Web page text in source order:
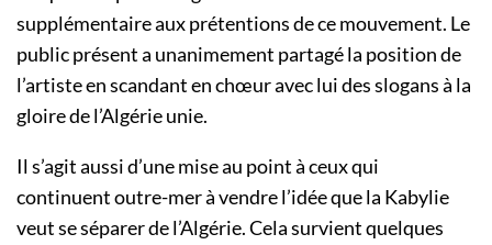
supplémentaire aux prétentions de ce mouvement. Le
public présent a unanimement partagé la position de
l’artiste en scandant en chœur avec lui des slogans à la
gloire de l’Algérie unie.
Il s’agit aussi d’une mise au point à ceux qui
continuent outre-mer à vendre l’idée que la Kabylie
veut se séparer de l’Algérie. Cela survient quelques